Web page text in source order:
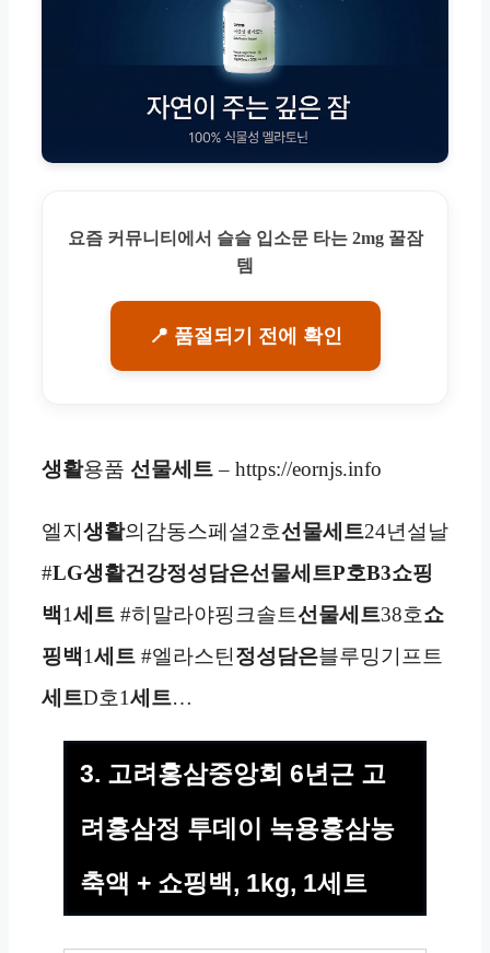
요즘 커뮤니티에서 슬슬 입소문 타는 2mg 꿀잠
템
📍 품절되기 전에 확인
생활용품 선물세트– https://eornjs.info
엘지 생활의감동스페셜2호선물세트24년설날
#LG생활건강정성담은선물세트P호B3쇼핑
백1세트 #히말라야핑크솔트선물세트38호쇼
핑백1세트 #엘라스틴정성담은블루밍기프트
세트D호1세트…
3. 고려홍삼중앙회 6년근 고
려홍삼정 투데이 녹용홍삼농
축액 + 쇼핑백, 1kg, 1세트